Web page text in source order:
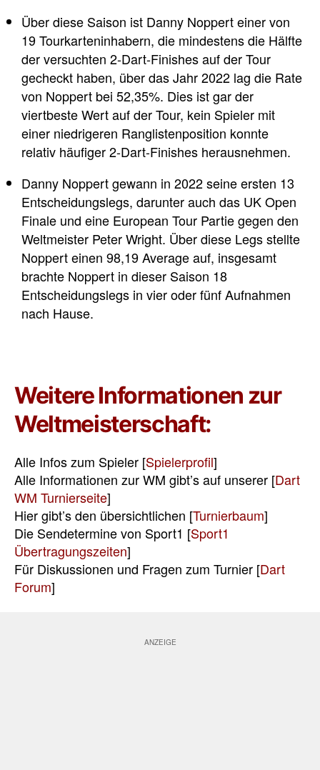
Über diese Saison ist Danny Noppert einer von
19 Tourkarteninhabern, die mindestens die Hälfte
der versuchten 2-Dart-Finishes auf der Tour
gecheckt haben, über das Jahr 2022 lag die Rate
von Noppert bei 52,35%. Dies ist gar der
viertbeste Wert auf der Tour, kein Spieler mit
einer niedrigeren Ranglistenposition konnte
relativ häufiger 2-Dart-Finishes herausnehmen.
Danny Noppert gewann in 2022 seine ersten 13
Entscheidungslegs, darunter auch das UK Open
Finale und eine European Tour Partie gegen den
Weltmeister Peter Wright. Über diese Legs stellte
Noppert einen 98,19 Average auf, insgesamt
brachte Noppert in dieser Saison 18
Entscheidungslegs in vier oder fünf Aufnahmen
nach Hause.
Weitere Informationen zur
Weltmeisterschaft:
Alle Infos zum Spieler [Spielerprofil]
Alle Informationen zur WM gibt’s auf unserer [Dart
WM Turnierseite]
Hier gibt’s den übersichtlichen [Turnierbaum]
Die Sendetermine von Sport1 [Sport1
Übertragungszeiten]
Für Diskussionen und Fragen zum Turnier [Dart
Forum]